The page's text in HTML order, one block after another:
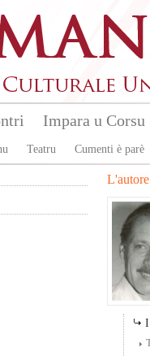
Teatru Cumenti è parè
Impara u Corsu
L'autore
I